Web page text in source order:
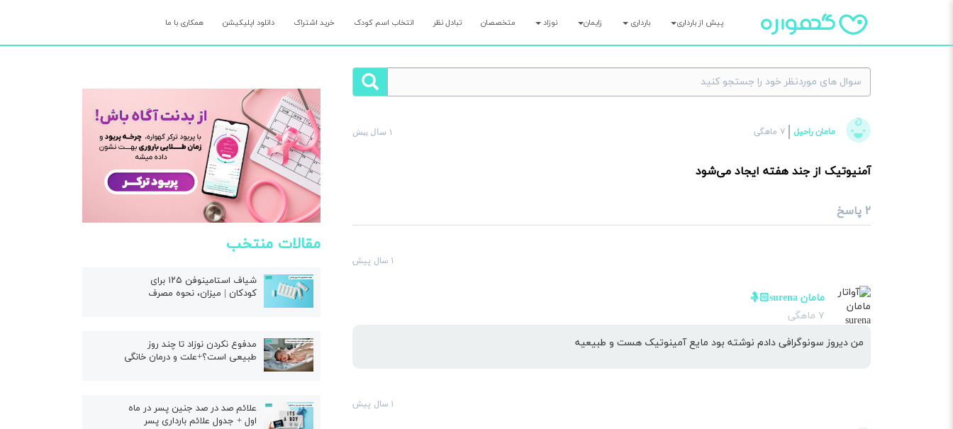
پیش از بارداری بارداری زایمان نوزاد متخصصان تبادل نظر انتخاب اسم کودک خرید اشتراک دانلود اپلیکیشن همکاری با ما
مامان راحیل ۷ ماهگی ۱ سال پیش
آمنیوتیک از جند هفته ایجاد می‌شود
۲ پاسخ
۱ سال پیش
مامان surena🤱🏻
۷ ماهگی
من دیروز سونوگرافی دادم نوشته بود مایع آمینوتیک هست و طبیعیه
۱ سال پیش
مقالات منتخب
شیاف استامینوفن ۱۲۵ برای
کودکان | میزان، نحوه مصرف
مدفوع نکردن نوزاد تا چند روز
طبیعی است؟+علت و درمان خانگی
علائم صد در صد جنین پسر در ماه
اول + جدول علائم بارداری پسر
×